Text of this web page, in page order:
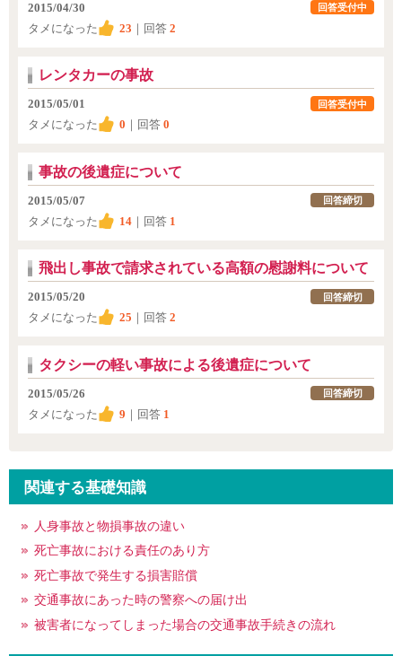
2015/04/30
タメになった
23 ｜回答 2
回答受付中
レンタカーの事故
2015/05/01
タメになった
0 ｜回答 0
回答受付中
事故の後遺症について
2015/05/07
タメになった
14 ｜回答 1
回答締切
飛出し事故で請求されている高額の慰謝料について
2015/05/20
タメになった
25 ｜回答 2
回答締切
タクシーの軽い事故による後遺症について
2015/05/26
タメになった
9 ｜回答 1
回答締切
関連する基礎知識
人身事故と物損事故の違い
死亡事故における責任のあり方
死亡事故で発生する損害賠償
交通事故にあった時の警察への届け出
被害者になってしまった場合の交通事故手続きの流れ